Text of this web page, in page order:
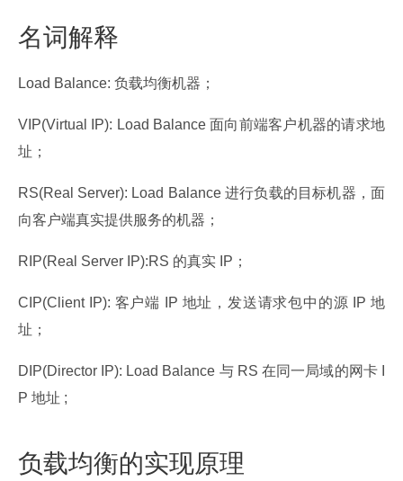
名词解释
Load Balance: 负载均衡机器；
VIP(Virtual IP): Load Balance 面向前端客户机器的请求地
址；
RS(Real Server): Load Balance 进行负载的目标机器，面
向客户端真实提供服务的机器；
RIP(Real Server IP):RS 的真实 IP；
CIP(Client IP): 客户端 IP 地址，发送请求包中的源 IP 地
址；
DIP(Director IP): Load Balance 与 RS 在同一局域的网卡 I
P 地址 ;
负载均衡的实现原理